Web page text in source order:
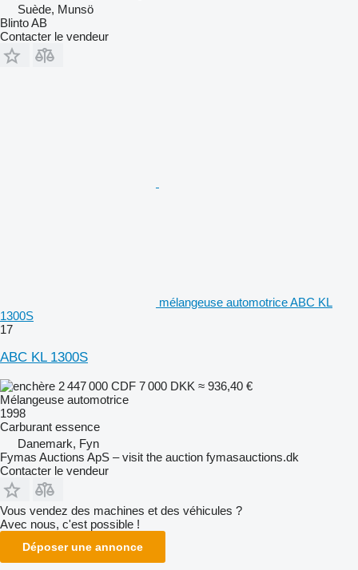
Suède, Munsö
Blinto AB
Contacter le vendeur
mélangeuse automotrice ABC KL
1300S
17
ABC KL 1300S
2 447 000 CDF 7 000 DKK ≈ 936,40 €
Mélangeuse automotrice
1998
Carburant essence
Danemark, Fyn
Fymas Auctions ApS – visit the auction fymasauctions.dk
Contacter le vendeur
Vous vendez des machines et des véhicules ?
Avec nous, c'est possible !
Déposer une annonce